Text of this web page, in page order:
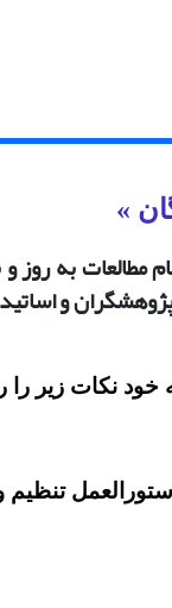
»
مطالعات به
و
نکات زیر را